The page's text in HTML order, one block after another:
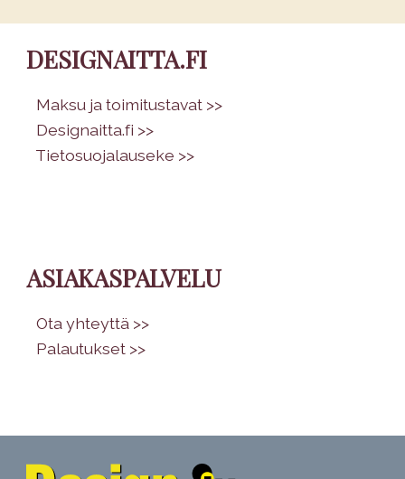
DESIGNAITTA.FI
Maksu ja toimitustavat >>
Designaitta.fi >>
Tietosuojalauseke >>
ASIAKASPALVELU
Ota yhteyttä >>
Palautukset >>